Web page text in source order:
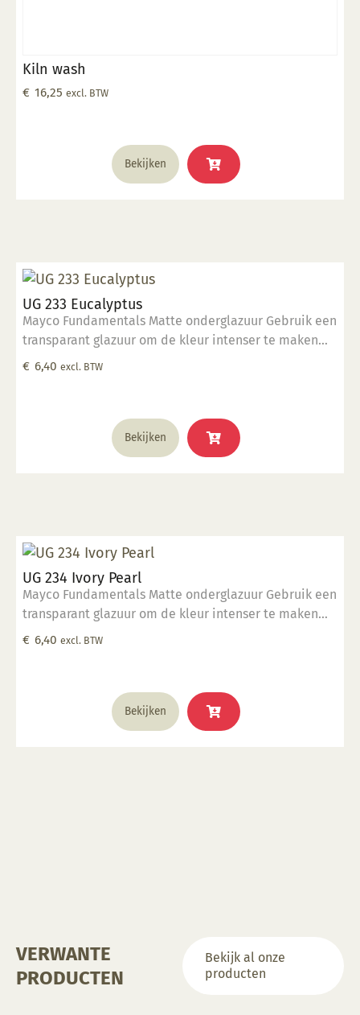
Kiln wash
€ 16,25 excl. BTW
Bekijken
UG 233 Eucalyptus
Mayco Fundamentals Matte onderglazuur Gebruik een
transparant glazuur om de kleur intenser te maken
Geschikt voor gebruiksgoed mits er een transparant
€ 6,40 excl. BTW
Bekijken
UG 234 Ivory Pearl
Mayco Fundamentals Matte onderglazuur Gebruik een
transparant glazuur om de kleur intenser te maken
Geschikt voor gebruiksgoed mits er een transparant
€ 6,40 excl. BTW
Bekijken
VERWANTE
PRODUCTEN
Bekijk al onze
producten